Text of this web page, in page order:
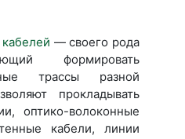
— своего рода
формировать
трассы разной
прокладывать
оптико-волоконные
кабели, линии